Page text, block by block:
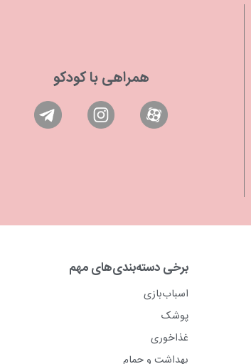
همراهی با کودکو
برخی دسته‌بندی‌های مهم
اسباب‌بازی
پوشک
غذاخوری
بهداشت و حمام